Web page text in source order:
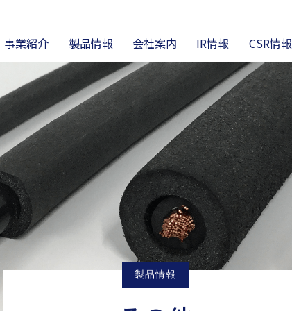
事業紹介
テック事業 電熱線事業
製品情報
チック成形 高機能チューブ
品カタログ・仕様・
技術資料
会社案内
念 会社概要・沿革
IR情報
ース 財務ハイライト
CSR情報
製品情報